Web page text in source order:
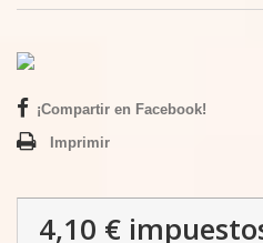
¡Compartir en Facebook!
Imprimir
4,10 €